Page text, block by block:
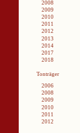
2008
2009
2010
2011
2012
2013
2014
2017
2018
Tonträger
2006
2008
2009
2010
2011
2012